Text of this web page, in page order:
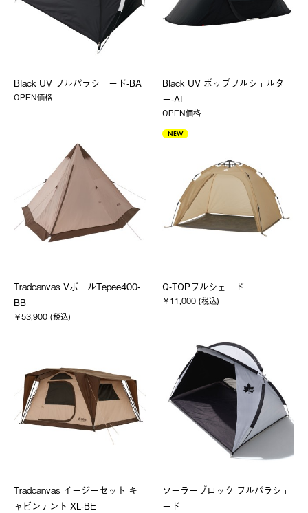
Black UV フルパラシェード-BA
OPEN価格
Black UV ポップフルシェルタ
ー-AI
OPEN価格
Tradcanvas VポールTepee400-
BB
￥53,900 (税込)
NEW
Q-TOPフルシェード
￥11,000 (税込)
Tradcanvas イージーセット キ
ャビンテント XL-BE
ソーラーブロック フルパラシェ
ード